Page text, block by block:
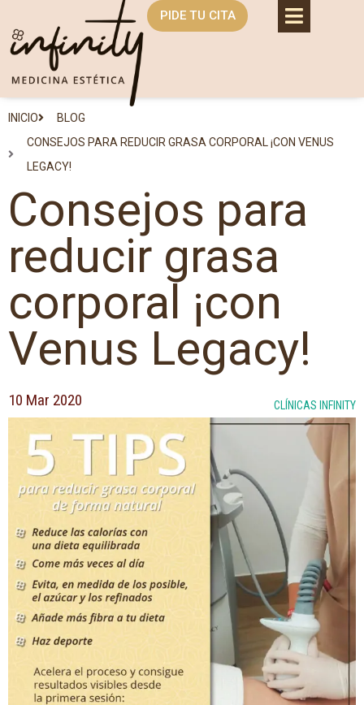
PIDE TU CITA
INICIO
BLOG
CONSEJOS PARA REDUCIR GRASA CORPORAL ¡CON VENUS
LEGACY!
Consejos para
reducir grasa
corporal ¡con
Venus Legacy!
10 Mar 2020 CLÍNICAS INFINITY